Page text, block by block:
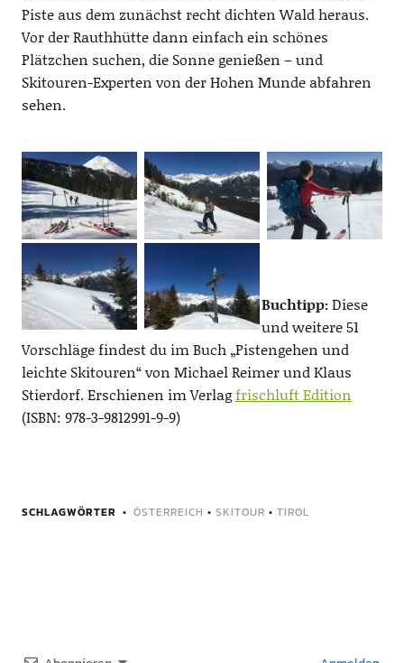
Piste aus dem zunächst recht dichten Wald heraus.
Vor der Rauthhütte dann einfach ein schönes
Plätzchen suchen, die Sonne genießen – und
Skitouren-Experten von der Hohen Munde abfahren
sehen.
Buchtipp:Diese
und weitere 51
Vorschläge findest du im Buch „Pistengehen und
leichte Skitouren“ von Michael Reimer und Klaus
Stierdorf. Erschienen im Verlagfrischluft Edition
(ISBN: 978-3-9812991-9-9)
SCHLAGWÖRTER ÖSTERREICH • SKITOUR • TIROL